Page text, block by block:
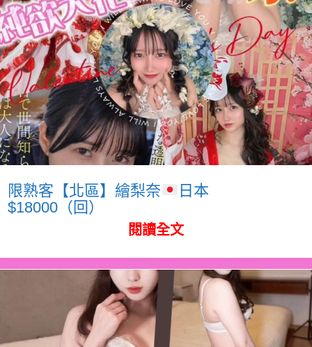
限熟客【北區】繪梨奈
日本
$18000（回）
閱讀全文